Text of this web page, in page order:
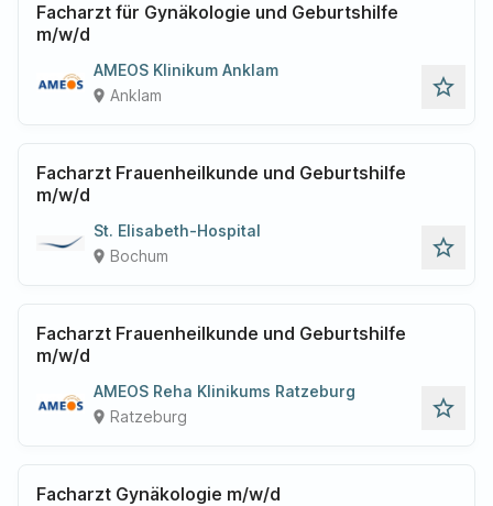
Facharzt für Gynäkologie und Geburtshilfe
m/w/d
AMEOS Klinikum Anklam
place Anklam star_outline
Facharzt Frauenheilkunde und Geburtshilfe
m/w/d
St. Elisabeth-Hospital
place Bochum star_outline
Facharzt Frauenheilkunde und Geburtshilfe
m/w/d
AMEOS Reha Klinikums Ratzeburg
place Ratzeburg star_outline
Facharzt Gynäkologie m/w/d